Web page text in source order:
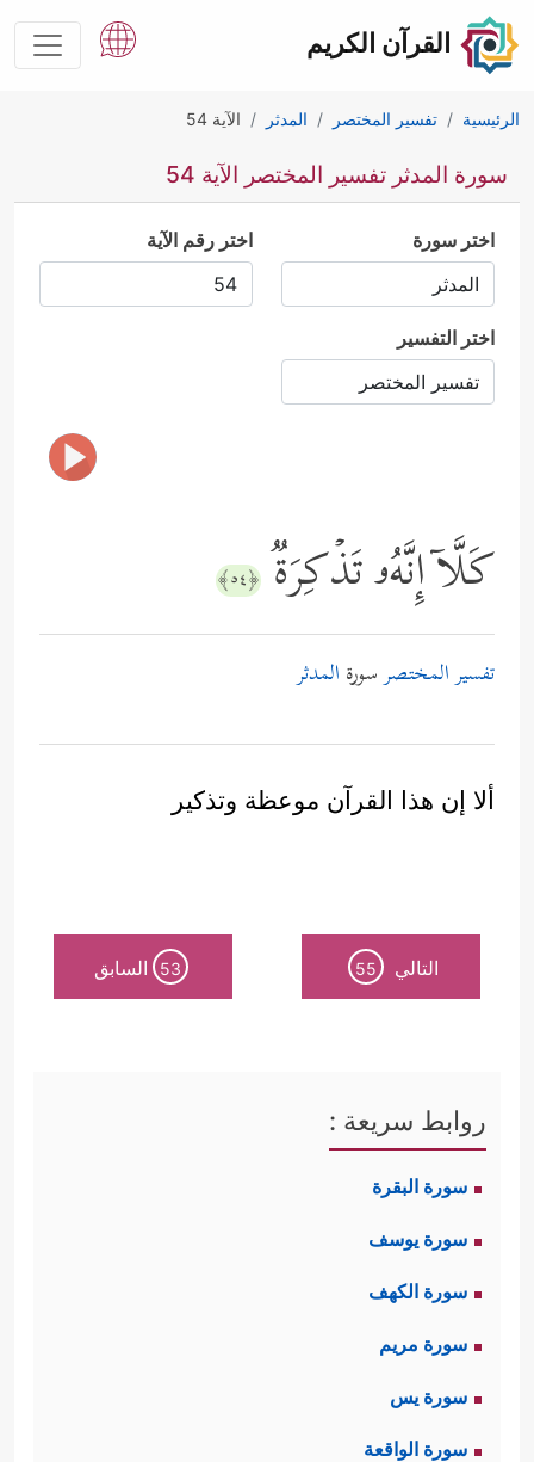
القرآن الكريم
الرئيسية تفسير المختصر المدثر الآية 54
سورة المدثر تفسير المختصر الآية 54
اختر سورة اختر رقم الآية
اختر التفسير
كَلَّاۤ إِنَّهُۥ تَذۡكِرَةࣱ ﴿٥٤﴾
تفسير المختصرسورة المدثر
ألا إن هذا القرآن موعظة وتذكير
التالي 55
53 السابق
روابط سريعة :
سورة البقرة
سورة يوسف
سورة الكهف
سورة مريم
سورة يس
سورة الواقعة